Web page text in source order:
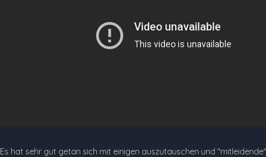
Es hat sehr gut getan sich mit einigen auszutauschen und "mitleidende"